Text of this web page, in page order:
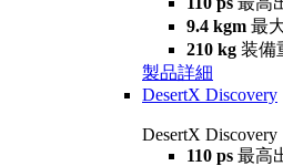
9.4 kgm 最
210 kg 装備
製品詳細
DesertX Discovery
DesertX Discovery
110 ps 最高